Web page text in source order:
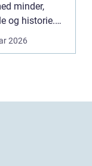
minder,
og historie.
pårør...
2026